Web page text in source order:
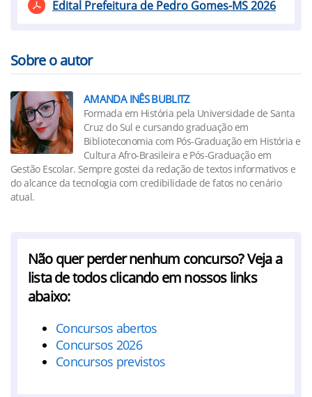
Edital Prefeitura de Pedro Gomes-MS 2026
Sobre o autor
AMANDA INÊS BUBLITZ
Formada em História pela Universidade de Santa
Cruz do Sul e cursando graduação em
Biblioteconomia com Pós-Graduação em História e
Cultura Afro-Brasileira e Pós-Graduação em
Gestão Escolar. Sempre gostei da redação de textos informativos e
do alcance da tecnologia com credibilidade de fatos no cenário
atual.
Não quer perder nenhum concurso? Veja a
lista de todos clicando em nossos links
abaixo:
Concursos abertos
Concursos 2026
Concursos previstos